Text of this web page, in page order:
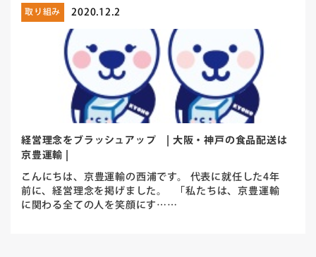
取り組み 2020.12.2
経営理念をブラッシュアップ | 大阪・神戸の食品配送は
京豊運輸 |
こんにちは、京豊運輸の西浦です。 代表に就任した4年
前に、経営理念を掲げました。 「私たちは、京豊運輸
に関わる全ての人を笑顔にす……